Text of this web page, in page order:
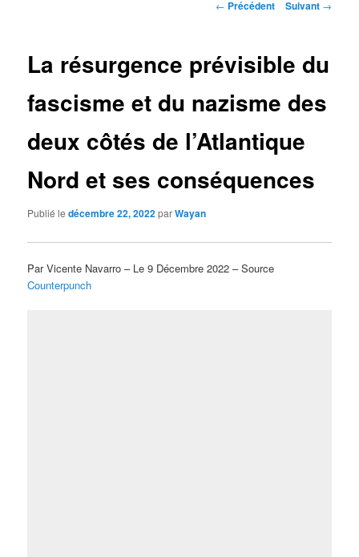
Navigation
← Précédent Suivant →
La résurgence prévisible du
fascisme et du nazisme des
deux côtés de l’Atlantique
Nord et ses conséquences
Publié ledécembre 22, 2022parWayan
Par Vicente Navarro – Le 9 Décembre 2022 – Source
Counterpunch